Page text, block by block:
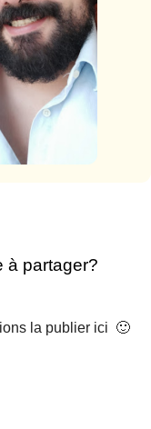
à partager?
la publier ici 🙂